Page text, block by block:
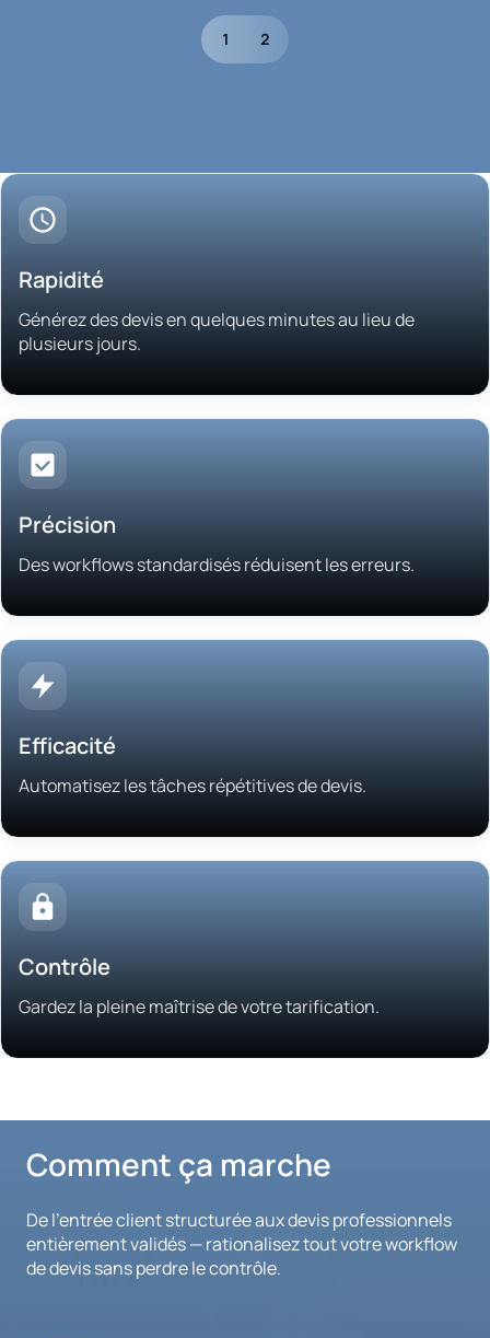
1 2
Rapidité
Générez des devis en quelques minutes au lieu de
plusieurs jours.
Précision
Des workflows standardisés réduisent les erreurs.
Efficacité
Automatisez les tâches répétitives de devis.
Contrôle
Gardez la pleine maîtrise de votre tarification.
Comment ça marche
De l'entrée client structurée aux devis professionnels
entièrement validés — rationalisez tout votre workflow
de devis sans perdre le contrôle.